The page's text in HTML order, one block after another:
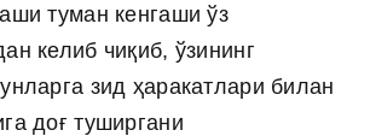
туман кенгаши ўз
келиб чиқиб, ўзининг
зид ҳаракатлари билан
доғ туширгани